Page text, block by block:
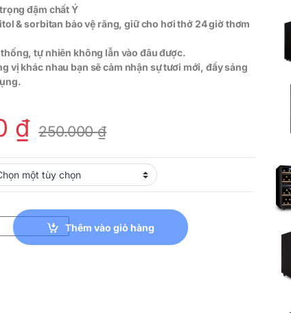
đậm chất Ý
& sorbitan bảo vệ răng, giữ cho hơi thở 24 giờ thơm
tự nhiên không lẫn vào đâu được.
vị khác nhau bạn sẽ cảm nhận sự tươi mới, đầy sảng
₫ 250.000₫
Tộc MARVIS quantity
Thêm vào giỏ hàng